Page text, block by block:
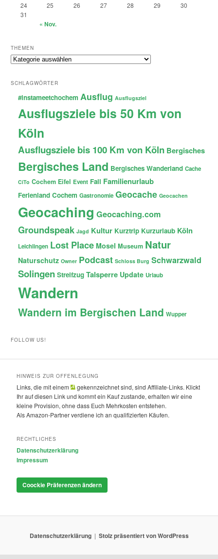
24
25 26 27 28 29
30
31
« Nov.
THEMEN
Themen
SCHLAGWÖRTER
#instameetchochem Ausflug Ausflugsziel
Ausflugsziele bis 50 Km von
Köln
Ausflugsziele bis 100 Km von Köln Bergisches
Bergisches Land Bergisches Wanderland Cache
CiTo Cochem Eifel Event Fail Familienurlaub
Ferienland Cochem Gastronomie Geocache Geocachen
Geocaching Geocaching.com
Groundspeak Jagd Kultur Kurztrip Kurzurlaub Köln
Leichlingen Lost Place Mosel Museum Natur
Naturschutz Owner Podcast Schloss Burg Schwarzwald
Solingen Streifzug Talsperre Update Urlaub
Wandern
Wandern im Bergischen Land Wupper
FOLLOW US!
HINWEIS ZUR OFFENLEGUNG
Links, die mit einem
gekennzeichnet sind, sind Affiliate-Links. Klickt
Ihr auf diesen Link und kommt ein Kauf zustande, erhalten wir eine
kleine Provision, ohne dass Euch Mehrkosten entstehen.
Als Amazon-Partner verdiene ich an qualifizierten Käufen.
RECHTLICHES
Datenschutzerklärung
Impressum
Coockie Präferenzen ändern
Datenschutzerklärung Stolz präsentiert von WordPress